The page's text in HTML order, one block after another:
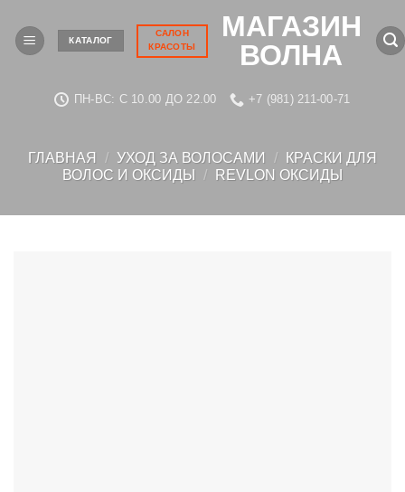
content
МАГАЗИН
ВОЛНА
КАТАЛОГ
САЛОН
КРАСОТЫ
ПН-ВС: C 10.00 ДО 22.00 +7 (981) 211-00-71
ГЛАВНАЯ / УХОД ЗА ВОЛОСАМИ /
КРАСКИ ДЛЯ
ВОЛОС И ОКСИДЫ / REVLON ОКСИДЫ